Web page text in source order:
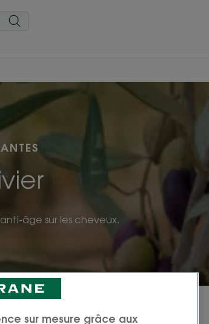
âge sur les cheveux.
sur mesure grâce aux